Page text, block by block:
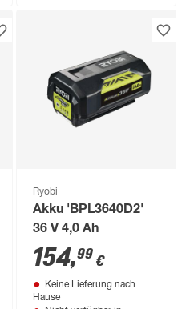
Ryobi
Akku 'BPL3640D2'
36 V 4,0 Ah
154,99 €
Keine Lieferung nach
Hause